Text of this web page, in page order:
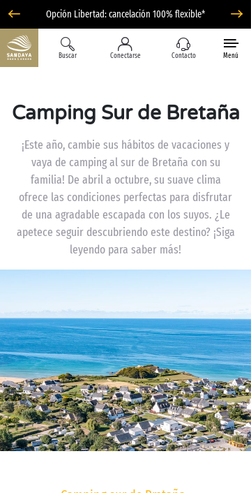
Opción Libertad: cancelación 100% flexible*
Buscar Conectarse Contacto Menú
Camping Sur de Bretaña
¡Este año, cambie sus hábitos de vacaciones y
vaya de camping al sur de Bretaña con su
familia! De abril a octubre, su suave clima
ofrece las condiciones perfectas para disfrutar
de una agradable escapada con los suyos. ¿Le
apetece seguir descubriendo este destino? ¡Siga
leyendo para saber más!